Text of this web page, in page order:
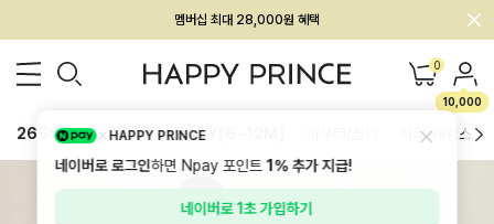
회원전용 아울렛, 가입하면 ~60% 할인!
멤버십 최대 28,000원 혜택 0
10,000
26SS 신상 BEST BABY[6~12M] 하의/레깅스
HAPPY PRINCE
네이버로 로그인하면 Npay 포인트1%추가 지급!
네이버로 1초 가입하기